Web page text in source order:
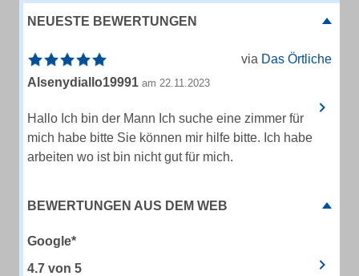
NEUESTE BEWERTUNGEN
via Das Örtliche
Alsenydiallo19991 am 22.11.2023
Hallo Ich bin der Mann Ich suche eine zimmer für
mich habe bitte Sie können mir hilfe bitte. Ich habe
arbeiten wo ist bin nicht gut für mich.
BEWERTUNGEN AUS DEM WEB
Google*
4.7 von 5